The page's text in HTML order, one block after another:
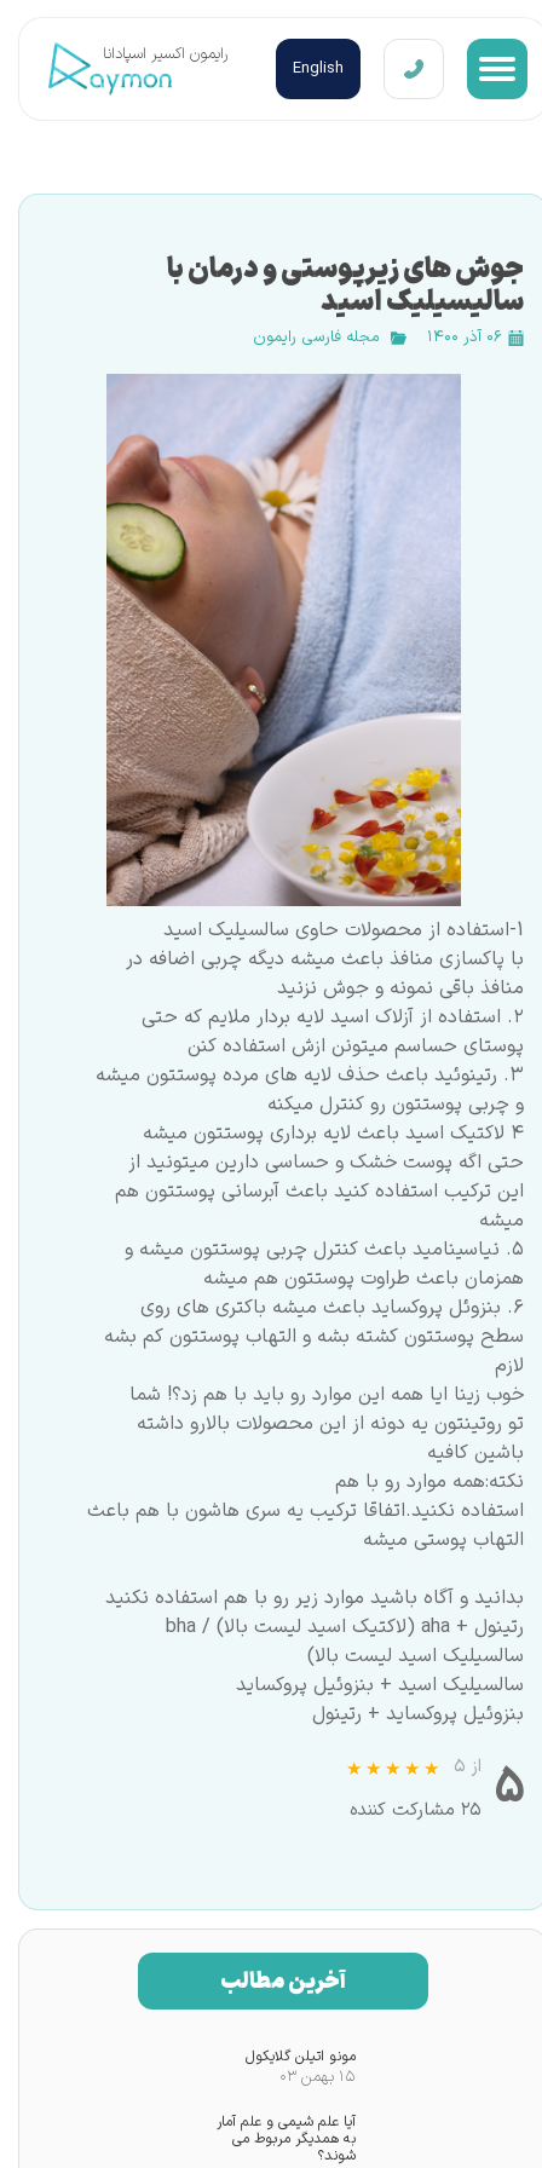
جوش های زیرپوستی و درمان با
سالیسیلیک اسید
۰۶ آذر ۱۴۰۰ مجله فارسی رایمون
1-استفاده از محصولات حاوی
سالسیلیک اسید
با پاکسازی منافذ باعث میشه دیگه چربی اضافه در
منافذ باقی نمونه و جوش نزنید
۲. استفاده از آزلاک اسید لایه بردار ملایم که حتی
پوستای حساسم میتونن ازش استفاده کنن
٣. رتینوئید باعث حذف لایه های مرده پوستتون میشه
و چربی پوستتون رو کنترل میکنه
۴ لاکتیک اسید باعث لایه برداری پوستتون میشه
حتی اگه پوست خشک و حساسی دارین میتونید از
این ترکیب استفاده کنید باعث آبرسانی پوستتون هم
میشه
۵. نیاسینامید باعث کنترل چربی پوستتون میشه و
همزمان باعث طراوت پوستتون هم میشه
۶. بنزوئل پروکساید باعث میشه باکتری های روی
سطح پوستتون کشته بشه و التهاب پوستتون کم بشه
لازم
خوب زینا ایا همه این موارد رو باید با هم زد؟! شما
تو روتینتون یه دونه از این محصولات بالارو داشته
باشین کافیه
نکته:همه موارد رو با هم
استفاده نکنید.اتفاقا ترکیب یه سری هاشون با هم باعث
التهاب پوستی میشه
بدانید و آگاه باشید موارد زیر رو با هم استفاده نکنید
رتینول + aha (لاکتیک اسید لیست بالا) / bha
سالسیلیک اسید لیست بالا)
سالسیلیک اسید + بنزوئیل پروکساید
بنزوئیل پروکساید + رتينول
۵ از ۵
۲۵ مشارکت کننده
آخرین مطالب
مونو اتیلن گلایکول
۱۵ بهمن ۰۳
آیا علم شیمی و علم آمار
به همدیگر مربوط می
شوند؟
​رایمون اکسیر اسپادانا
English